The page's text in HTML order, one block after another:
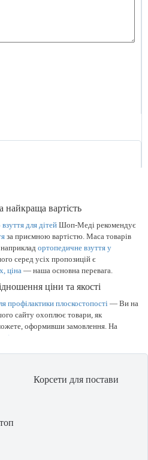
найкраща вартість
для дітей Шоп-Меді рекомендує
за приємною вартістю. Маса товарів
ортопедичне взуття у
серед усіх пропозицій є
ціна — наша основна перевага.
ціни та якості
профілактики плоскостопості — Ви на
сайту охоплює товари, як
оформивши замовлення. На
ціна на ортопедичне взуття
Корсети для постави